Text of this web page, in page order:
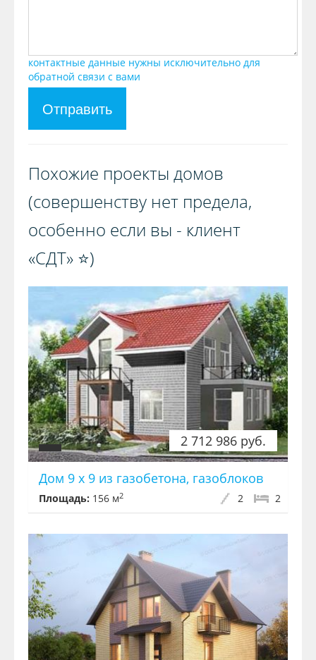
контактные данные нужны исключительно для
обратной связи с вами
Отправить
Похожие проекты домов
(совершенству нет предела,
особенно если вы - клиент
«СДТ» ⭐️)️
2 712 986 руб.
Дом 9 х 9 из газобетона, газоблоков
Площадь: 156 м2 2
2